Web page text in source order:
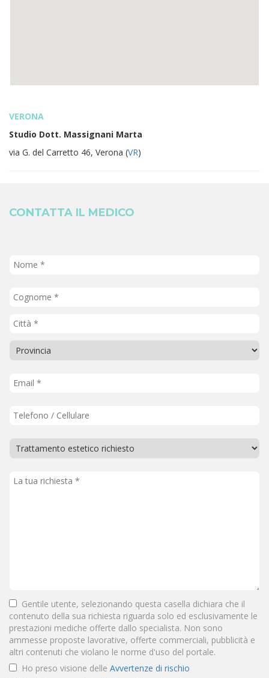
VERONA
Studio Dott. Massignani Marta
via G. del Carretto 46, Verona (VR)
CONTATTA IL MEDICO
Gentile utente, selezionando questa casella dichiara che il
contenuto della sua richiesta riguarda solo ed esclusivamente le
prestazioni mediche offerte dallo specialista. Non sono
ammesse proposte lavorative, offerte commerciali, pubblicità e
altri contenuti che violano le norme d'uso del portale.
Ho preso visione delle Avvertenze di rischio